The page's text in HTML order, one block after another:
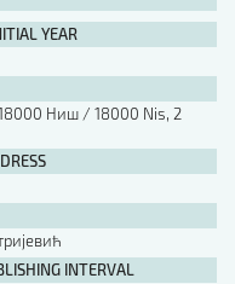
YEAR
Ниш / 18000 Nis, 2
INTERVAL